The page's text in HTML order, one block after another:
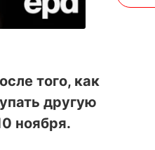
того, как
другую
ноября.